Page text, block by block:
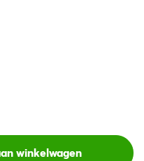
winkelwagen